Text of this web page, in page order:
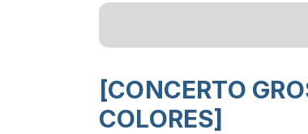
[CONCERTO
COLORES]